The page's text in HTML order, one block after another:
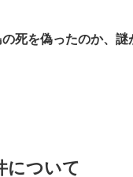
死を偽ったのか、謎
について